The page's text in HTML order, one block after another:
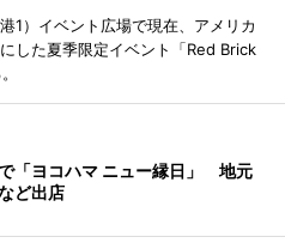
1）イベント広場で現在、アメリカ
した夏季限定イベント「Red Brick
「ヨコハマ ニュー縁日」 地元
ど出店